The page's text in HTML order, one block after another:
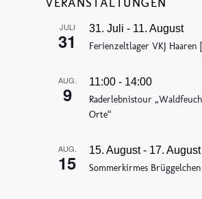
JULI
31
31. Juli - 11. August
Ferienzeltlager VKJ Haaren
AUG.
9
11:00 - 14:00
Raderlebnistour
Orte“
AUG.
15
15. August- 17. August
Sommerkirmes Brüggelchen